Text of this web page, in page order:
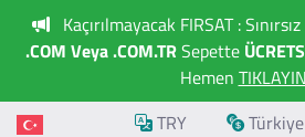
Kaçırılmayacak FIRSAT :
.COM Veya .COM.TRSepette
Hemen
TRY
Türkiye